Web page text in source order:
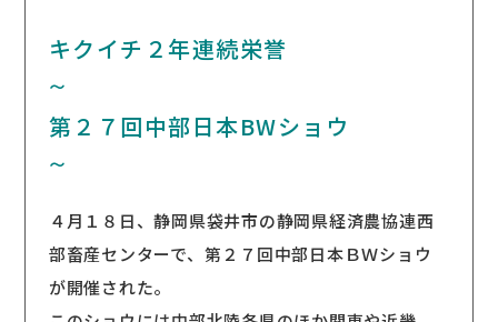
キクイチ２年連続栄誉
〜
第２７回中部日本BWショウ
〜
４月１８日、静岡県袋井市の静岡県経済農協連西
部畜産センターで、第２７回中部日本ＢＷショウ
が開催された。